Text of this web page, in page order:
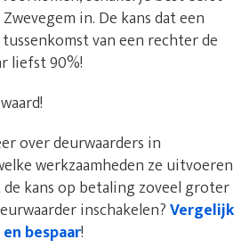
in. De kans dat een
van een rechter de
liefst 90%!
over deurwaarders in
werkzaamheden ze uitvoeren
kans op betaling zoveel groter
inschakelen?Vergelijk
bespaar!